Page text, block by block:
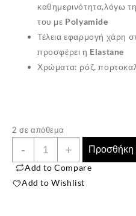
καθημερινότητα,λόγω
του με Polyamide
Τέλεια εφαρμογή χάρη
προσφέρει η Elastane
Χρώματα: ρόζ,
2 σε απόθεμα
-
Παιδικές
Κάλτσες
+
Προσθήκη
Add to Compare
Add to Wishlist